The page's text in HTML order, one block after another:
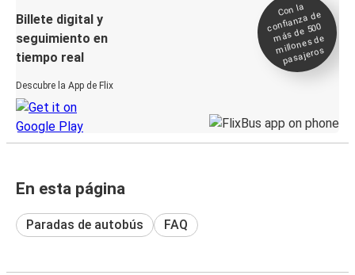
Billete digital y
seguimiento en
tiempo real
Descubre la App de Flix
Con la
confianza de
más de 500
millones de
pasajeros
En esta página
Paradas de autobús FAQ